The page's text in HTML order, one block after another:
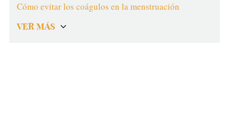
Cómo evitar los coágulos en la menstruación